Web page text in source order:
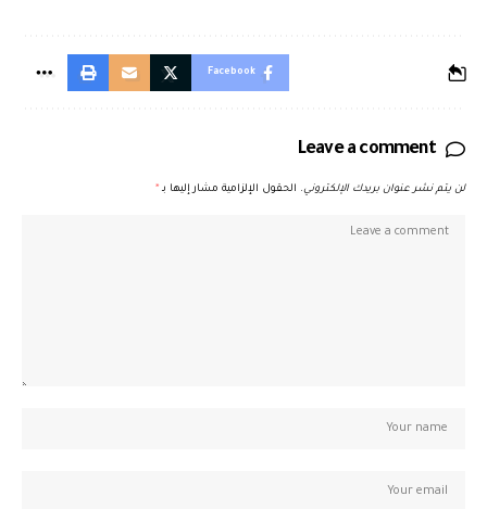
Facebook
Leave a comment
لن يتم نشر عنوان بريدك الإلكتروني. الحقول الإلزامية مشار إليها بـ *